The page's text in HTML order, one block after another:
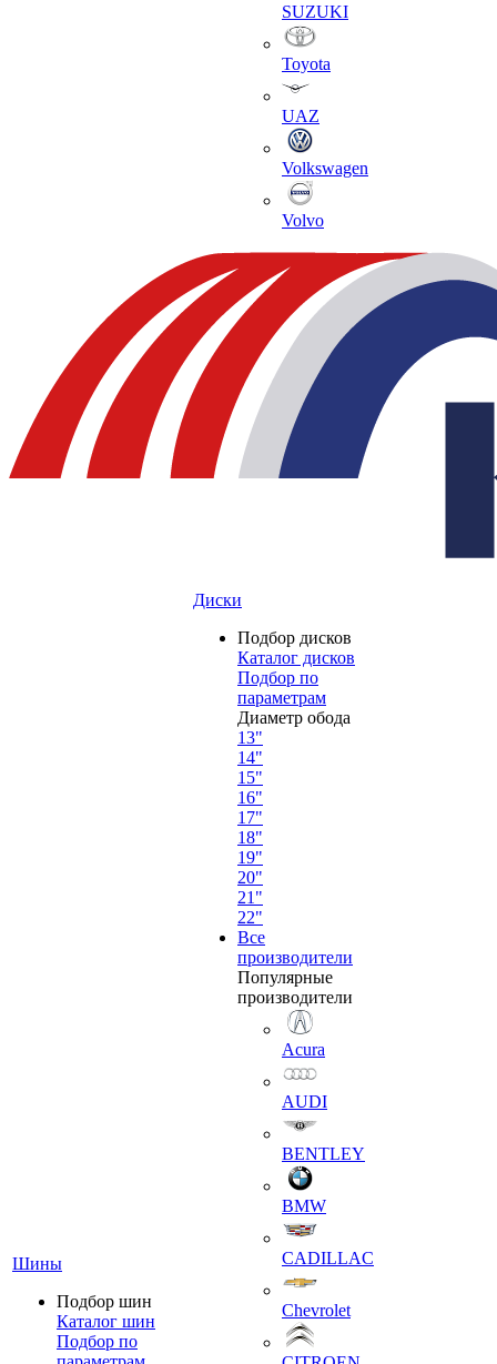
SUZUKI
Toyota
UAZ
Volkswagen
Volvo
Шины
Подбор шин
Каталог шин
Подбор по
Диски
Подбор дисков
Каталог дисков
Подбор по
параметрам
Диаметр обода
13"
14"
15"
16"
17"
18"
19"
20"
21"
22"
Все
производители
Популярные
производители
Acura
AUDI
BENTLEY
BMW
CADILLAC
Chevrolet